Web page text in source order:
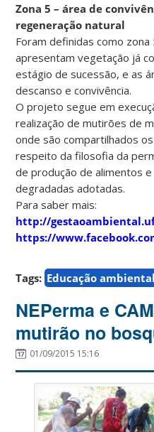
Zona 5 – área de
regeneração natural
Foram definidas como zona
apresentam vegetação já
estágio de sucessão, e as
descanso e convivência.
O projeto segue em
realização de mutirões de
onde são compartilhados
respeito da filosofia da
de produção de alimentos
degradadas adotadas.
Para saber mais:
http://
https://
Tags: Educação ambiental
NEPerma e
mutirão no
01/09/2015 15:16